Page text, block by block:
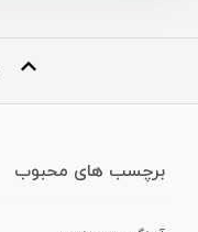
برچسب های محبوب